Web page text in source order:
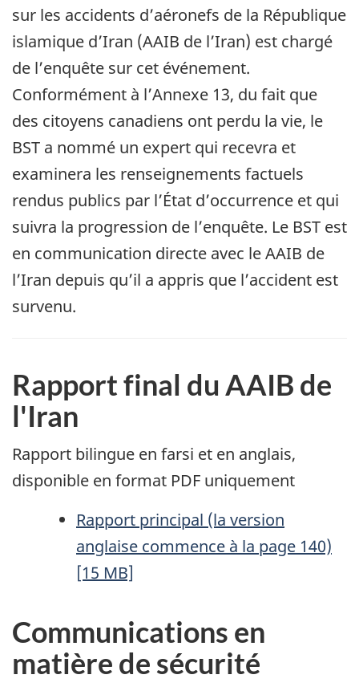
sur les accidents d’aéronefs de la République
islamique d’Iran (AAIB de l’Iran) est chargé
de l’enquête sur cet événement.
Conformément à l’Annexe 13, du fait que
des citoyens canadiens ont perdu la vie, le
BST a nommé un expert qui recevra et
examinera les renseignements factuels
rendus publics par l’État d’occurrence et qui
suivra la progression de l’enquête. Le BST est
en communication directe avec le AAIB de
l’Iran depuis qu’il a appris que l’accident est
survenu.
Rapport final du AAIB de
l'Iran
Rapport bilingue en farsi et en anglais,
disponible en format PDF uniquement
Rapport principal (la version
anglaise commence à la page 140)
[15 MB]
Communications en
matière de sécurité